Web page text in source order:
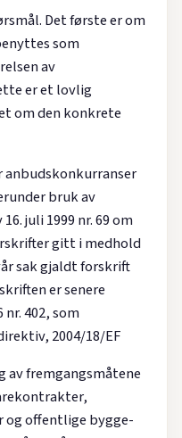
Det første er om
som
av
er et lovlig
om den konkrete
anbudskonkurranser
bruk av
juli 1999 nr. 69 om
gitt i medhold
sak gjaldt forskrift
er senere
402, som
2004/18/EF
av fremgangsmåtene
offentlige bygge-